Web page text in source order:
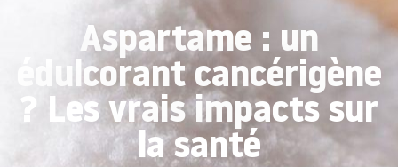
Aspartame : un
édulcorant cancérigène
? Les vrais impacts sur
la santé